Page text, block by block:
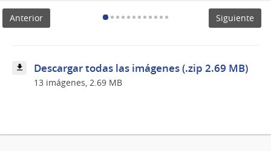
participaron
la
5.ª
Anterior Siguiente
Descargar todas las imágenes (.zip 2.69 MB)
13 imágenes, 2.69 MB